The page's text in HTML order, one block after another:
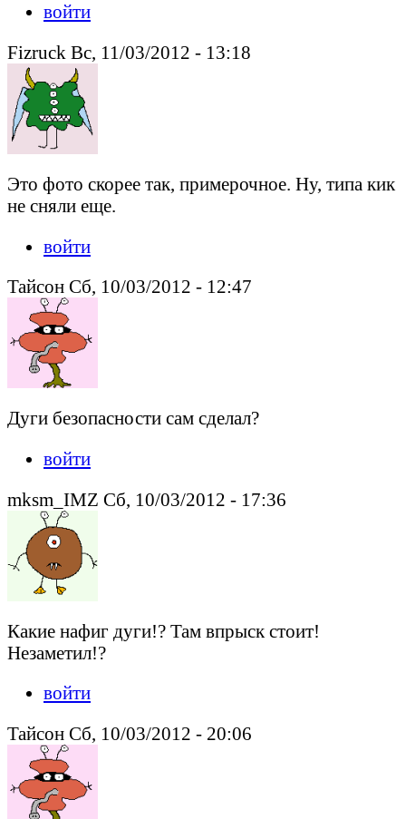
войти
Fizruck Вс, 11/03/2012 - 13:18
Это фото скорее так, примерочное. Ну, типа кик
не сняли еще.
войти
Тайсон Сб, 10/03/2012 - 12:47
Дуги безопасности сам сделал?
войти
mksm_IMZ Сб, 10/03/2012 - 17:36
Какие нафиг дуги!? Там впрыск стоит!
Незаметил!?
войти
Тайсон Сб, 10/03/2012 - 20:06